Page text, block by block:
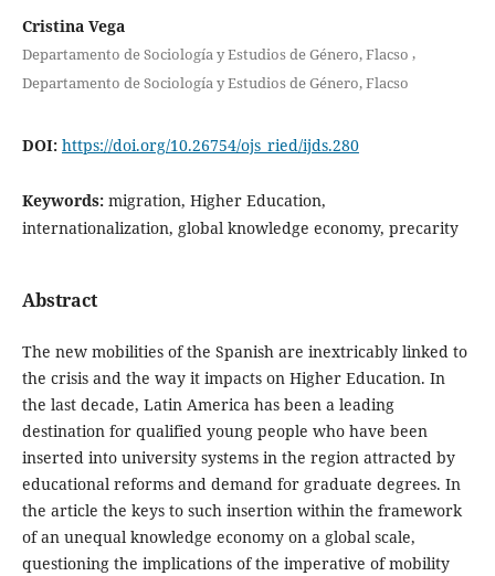
Cristina Vega
Departamento de Sociología y Estudios de Género, Flacso ,
Departamento de Sociología y Estudios de Género, Flacso
DOI: https://doi.org/10.26754/ojs_ried/ijds.280
Keywords: migration, Higher Education,
internationalization, global knowledge economy, precarity
Abstract
The new mobilities of the Spanish are inextricably linked to
the crisis and the way it impacts on Higher Education. In
the last decade, Latin America has been a leading
destination for qualified young people who have been
inserted into university systems in the region attracted by
educational reforms and demand for graduate degrees. In
the article the keys to such insertion within the framework
of an unequal knowledge economy on a global scale,
questioning the implications of the imperative of mobility